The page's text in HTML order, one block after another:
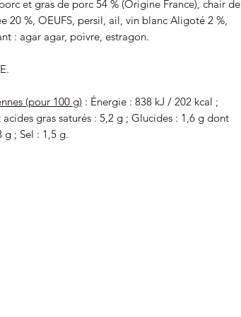
et gras de porc 54 % (Origine France), chair de
20 %, OEUFS, persil, ail, vin blanc Aligoté 2 %,
: agar agar, poivre, estragon.
(pour 100 g) : Énergie : 838 kJ / 202 kcal ;
gras saturés : 5,2 g ; Glucides : 1,6 g dont
g ; Sel : 1,5 g.